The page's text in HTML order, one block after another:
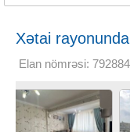
Xətai
verilir, 58 m²
Elan nömrəsi: 792884